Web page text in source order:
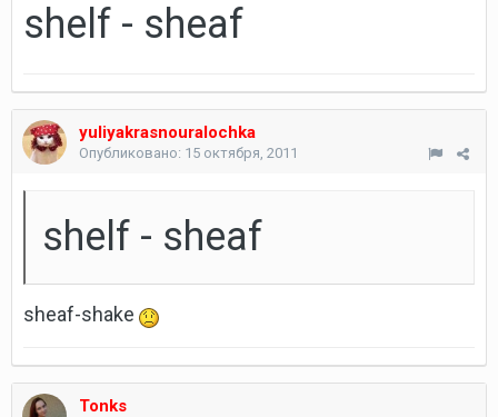
shelf - sheaf
yuliyakrasnouralochka
Опубликовано: 15 октября, 2011
shelf - sheaf
sheaf-shake
Tonks